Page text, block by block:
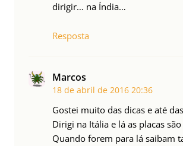
dirigir… na Índia…
Resposta
Marcos
18 de abril de 2016 20:36
Gostei muito das dicas e até
Dirigi na Itália e lá as placas
Quando forem para lá saibam